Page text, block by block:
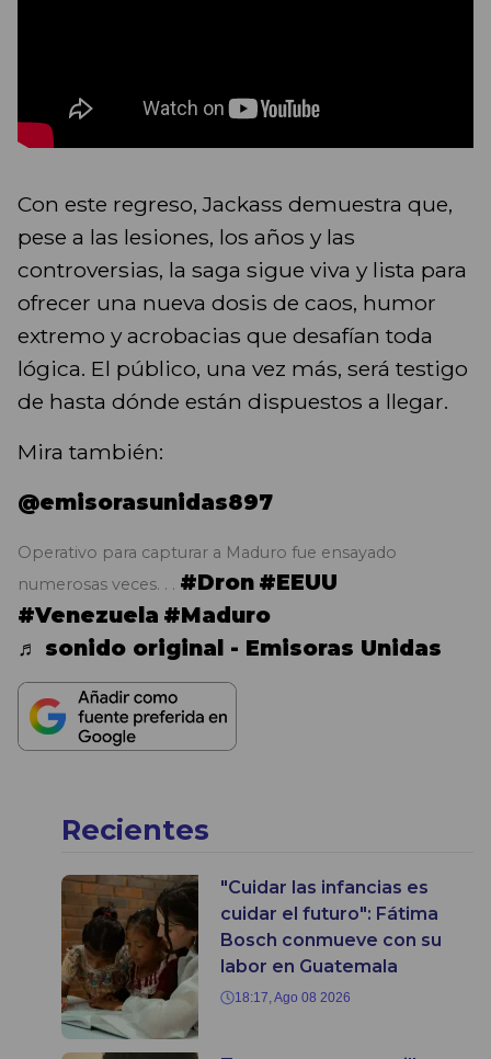
Con este regreso, Jackass demuestra que,
pese a las lesiones, los años y las
controversias, la saga sigue viva y lista para
ofrecer una nueva dosis de caos, humor
extremo y acrobacias que desafían toda
lógica. El público, una vez más, será testigo
de hasta dónde están dispuestos a llegar.
Mira también:
@emisorasunidas897
Operativo para capturar a Maduro fue ensayado
numerosas veces. . . #Dron #EEUU
#Venezuela #Maduro
♬ sonido original - Emisoras Unidas
Recientes
"Cuidar las infancias es
cuidar el futuro": Fátima
Bosch conmueve con su
labor en Guatemala
18:17, Ago 08 2026